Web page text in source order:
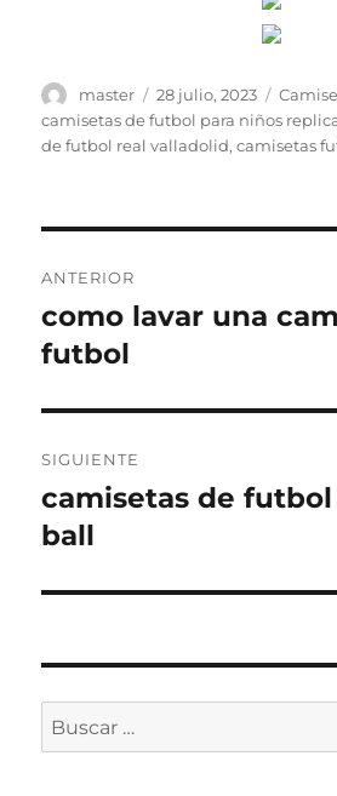
Autor
master
Publicado
el
28 julio, 2023
camisetas de futbol para niños
de futbol real valladolid,camisetas
de
entradas
ANTERIOR
Entrada
anterior:
como lavar una
futbol
SIGUIENTE
Entrada
siguiente:
camisetas de
ball
Buscar
por: